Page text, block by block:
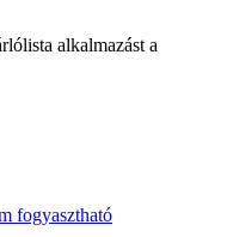
alkalmazást a
fogyasztható